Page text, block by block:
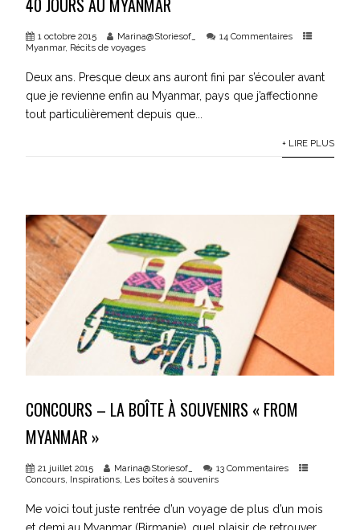
1 octobre 2015 Marina@Storiesof_
14 Commentaires
Myanmar, Récits de voyages
Deux ans. Presque deux ans auront fini par s’écouler avant
que je revienne enfin au Myanmar, pays que j’affectionne
tout particulièrement depuis que...
+ LIRE PLUS
CONCOURS – LA BOÎTE À SOUVENIRS « FROM
MYANMAR »
21 juillet 2015 Marina@Storiesof_
13 Commentaires
Concours, Inspirations, Les boîtes à souvenirs
Me voici tout juste rentrée d’un voyage de plus d’un mois